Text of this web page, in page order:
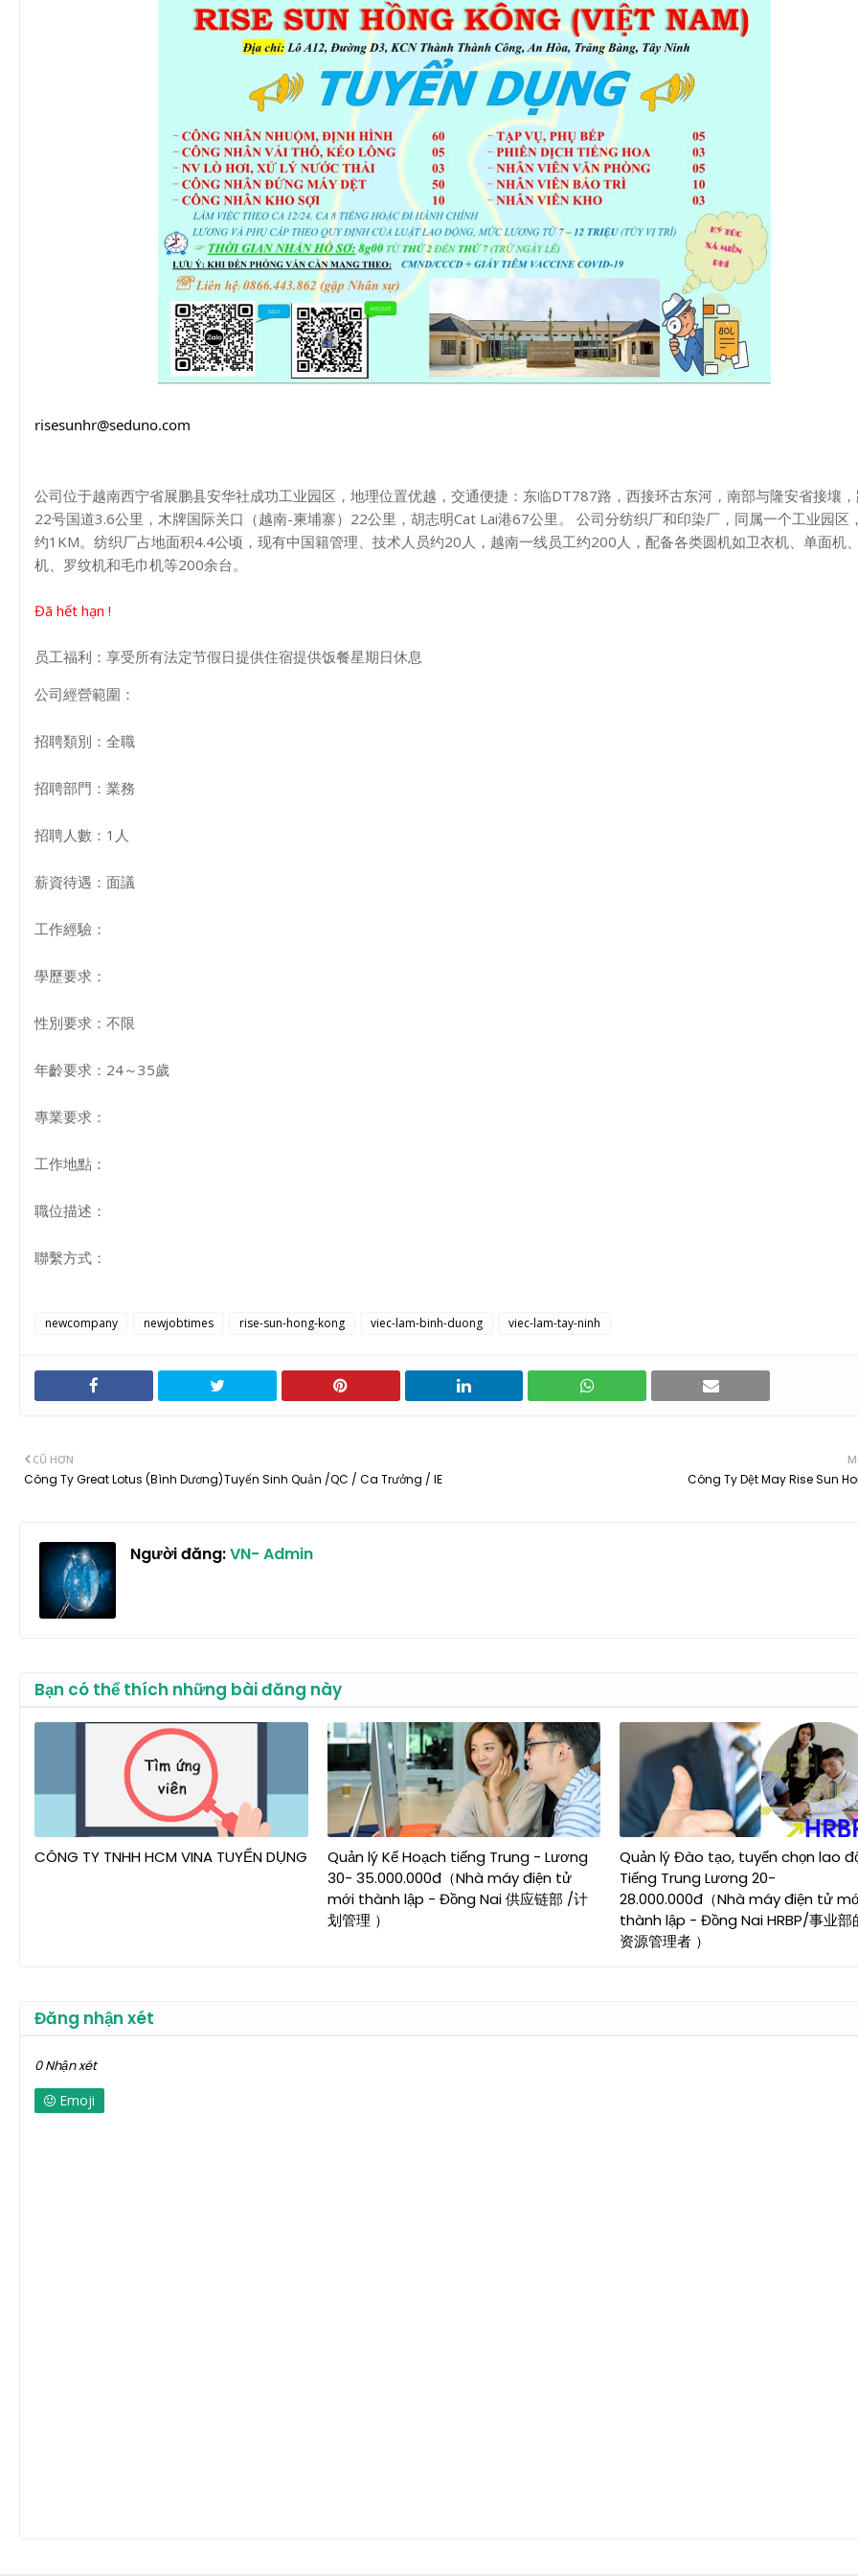
risesunhr@seduno.com
公司位于越南西宁省展鹏县安华社成功工业园区，地理位置优越，交通便捷：东临DT787路，西接环古东河，南部与隆安省接壤
22号国道3.6公里，木牌国际关口（越南-柬埔寨）22公里，胡志明Cat Lai港67公里。 公司分纺织厂和印染厂，同属一个工业园区
约1KM。纺织厂占地面积4.4公顷，现有中国籍管理、技术人员约20人，越南一线员工约200人，配备各类圆机如卫衣机、单面机
机、罗纹机和毛巾机等200余台。
Đã hết hạn !
员工福利：享受所有法定节假日提供住宿提供饭餐星期日休息
公司經營範圍：
招聘類別：全職
招聘部門：業務
招聘人數：1人
薪資待遇：面議
工作經驗：
學歷要求：
性別要求：不限
年齡要求：24～35歲
專業要求：
工作地點：
職位描述：
聯繫方式：
newcompany newjobtimes rise-sun-hong-kong viec-lam-binh-duong viec-lam-tay-ninh
Công Ty Dệt May Rise Sun
CŨ HƠN
Công Ty Great Lotus (Bình Dương) Tuyển Sinh Quản /QC / Ca Trưởng / IE
Người đăng:VN- Admin
Bạn có thể thích những bài đăng này
CÔNG TY TNHH HCM VINA TUYỂN DỤNG
Quản lý Kế Hoạch tiếng Trung - Lương
30- 35.000.000đ（Nhà máy điện tử
mới thành lập - Đồng Nai 供应链部 /计
划管理 ）
Quản lý Đào tạo, tuyển chọn lao
Tiếng Trung Lương 20-
28.000.000đ（Nhà máy điện tử
thành lập - Đồng Nai HRBP/事业部
资源管理者 ）
Đăng nhận xét
0 Nhận xét
Emoji